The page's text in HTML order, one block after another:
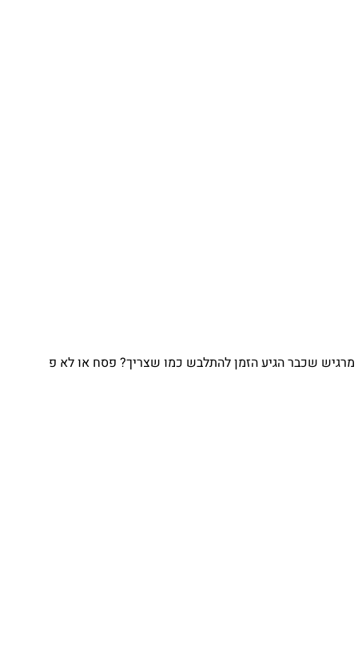
מרגיש שכבר הגיע הזמן להתלבש כמו שצריך? פסח או לא פ